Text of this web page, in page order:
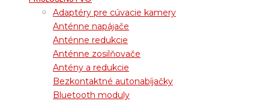
Adaptéry pre cúvacie kamery
Anténne napájače
Anténne redukcie
Anténne zosilňovače
Antény a redukcie
Bezkontaktné autonabíjačky
Bluetooth moduly